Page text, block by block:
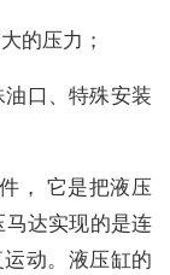
的压力；
口、特殊安装
， 它是把液压
达实现的是连
动。液压缸的